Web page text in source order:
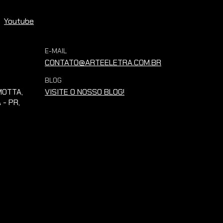
Youtube
E-MAIL
CONTATO@ARTEELETRA.COM.BR
- PR,
BLOG
VISITE O NOSSO BLOG!